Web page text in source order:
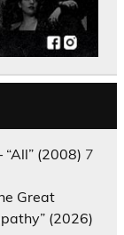
(2008) 7
Great
(2026)